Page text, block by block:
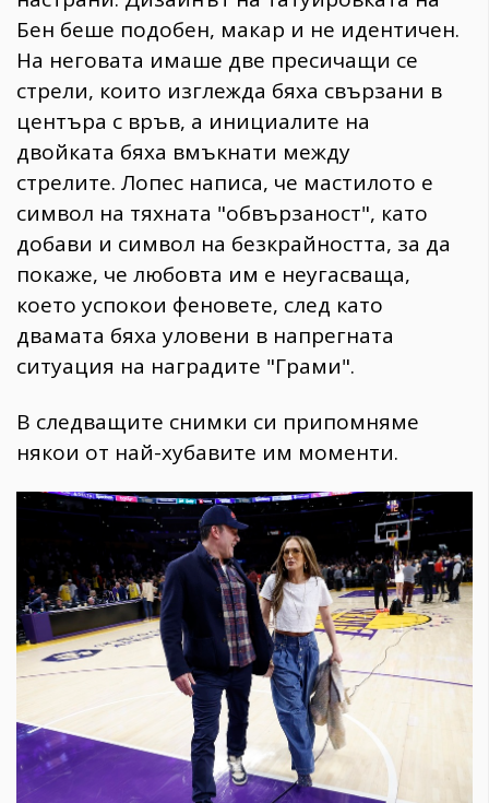
Бен беше подобен, макар и не идентичен.
На неговата имаше две пресичащи се
стрели, които изглежда бяха свързани в
центъра с връв, а инициалите на
двойката бяха вмъкнати между
стрелите. Лопес написа, че мастилото е
символ на тяхната "обвързаност", като
добави и символ на безкрайността, за да
покаже, че любовта им е неугасваща,
което успокои феновете, след като
двамата бяха уловени в напрегната
ситуация на наградите "Грами".
В следващите снимки си припомняме
някои от най-хубавите им моменти.